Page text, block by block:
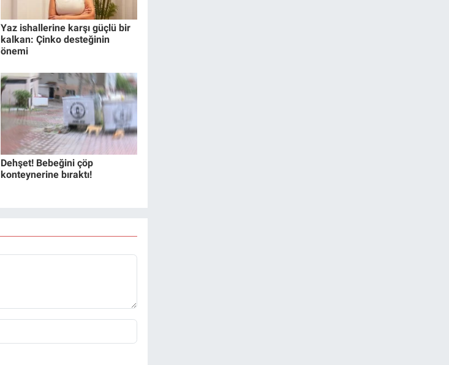
Yaz ishallerine karşı güçlü bir
kalkan: Çinko desteğinin
önemi
Dehşet! Bebeğini çöp
konteynerine bıraktı!